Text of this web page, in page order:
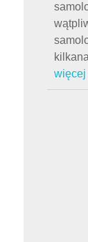
więcej